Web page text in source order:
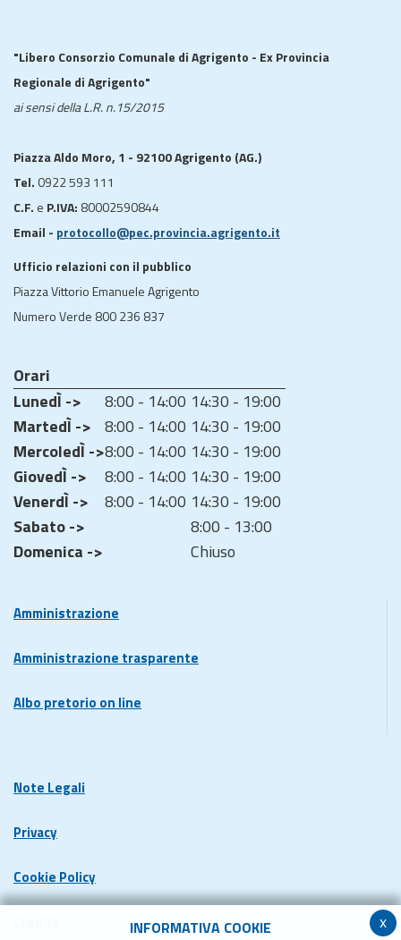
x
INFORMATIVA COOKIE
"Libero Consorzio Comunale di Agrigento - Ex Provincia
Regionale di Agrigento"
ai sensi della L.R. n.15/2015
Piazza Aldo Moro, 1 - 92100 Agrigento (AG.)
Tel. 0922 593 111
C.F. e P.IVA: 80002590844
Email - protocollo@pec.provincia.agrigento.it
Ufficio relazioni con il pubblico
Piazza Vittorio Emanuele Agrigento
Numero Verde 800 236 837
Orari
LunedÌ ->
8:00 - 14:00 14:30 - 19:00
MartedÌ -> 8:00 - 14:00 14:30 - 19:00
MercoledÌ ->8:00 - 14:00 14:30 - 19:00
GiovedÌ ->
8:00 - 14:00 14:30 - 19:00
VenerdÌ ->
8:00 - 14:00 14:30 - 19:00
Sabato ->
8:00 - 13:00
Domenica ->
Chiuso
Amministrazione
Amministrazione trasparente
Albo pretorio on line
Note Legali
Privacy
Cookie Policy